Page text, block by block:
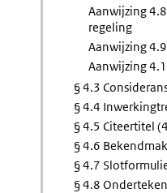
Aanwijzing
regeling
Aanwijzing
Aanwijzing
§ 4.3
§ 4.4
§ 4.5 Citeertitel
§ 4.6
§ 4.7
§ 4.8